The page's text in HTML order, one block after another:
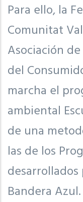
Para ello, la
Comunitat
Asociación
del
marcha el
ambiental
de una
las de los
desarrollados
Bandera Azul.